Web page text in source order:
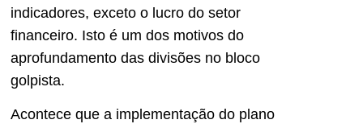
indicadores, exceto o lucro do setor
financeiro. Isto é um dos motivos do
aprofundamento das divisões no bloco
golpista.
Acontece que a implementação do plano